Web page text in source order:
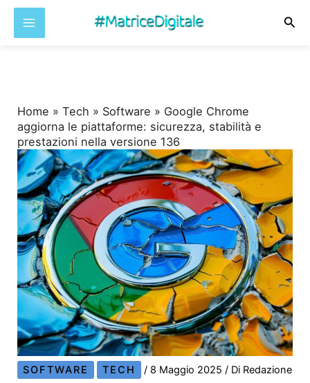
Home »Tech » Software » Google Chrome
aggiorna le piattaforme: sicurezza, stabilità e
prestazioni nella versione 136
SOFTWARE TECH / 8 Maggio 2025/ Di Redazione